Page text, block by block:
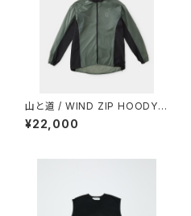
山と道 / WIND ZIP HOODY
（UNISEX）
¥22,000